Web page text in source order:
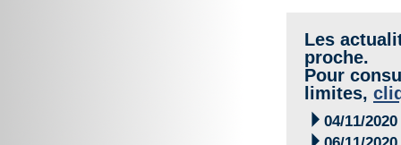
Les
proche.
Pour
limites,
 04/11/2020
